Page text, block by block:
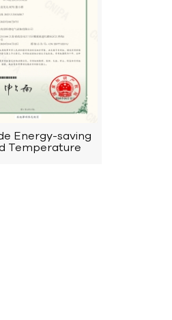
Energy-saving
Temperature